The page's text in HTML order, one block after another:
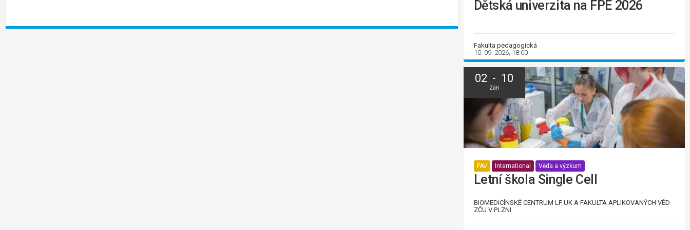
Dětská univerzita na FPE 2026
Fakulta pedagogická
10. 09. 2026, 18:00
02 - 10
Září
FAV International Věda a výzkum
Letní škola Single Cell
BIOMEDICÍNSKÉ CENTRUM LF UK A FAKULTA APLIKOVANÝCH VĚD
ZČU V PLZNI